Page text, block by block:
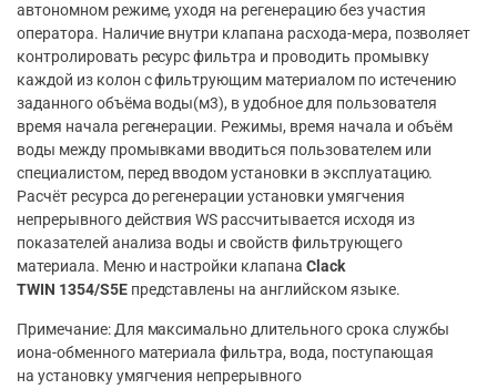
автономном режиме, уходя на регенерацию без участия
оператора. Наличие внутри клапана расхода-мера, позволяет
контролировать ресурс фильтра и проводить промывку
каждой из колон с фильтрующим материалом по истечению
заданного объёма воды(м3), в удобное для пользователя
время начала регенерации. Режимы, время начала и объём
воды между промывками вводиться пользователем или
специалистом, перед вводом установки в эксплуатацию.
Расчёт ресурса до регенерации установки умягчения
непрерывного действия WS рассчитывается исходя из
показателей анализа воды и свойств фильтрующего
материала. Меню и настройки клапана Clack
TWIN 1354/S5E представлены на английском языке.
Примечание: Для максимально длительного срока службы
иона-обменного материала фильтра, вода, поступающая
на установку умягчения непрерывного